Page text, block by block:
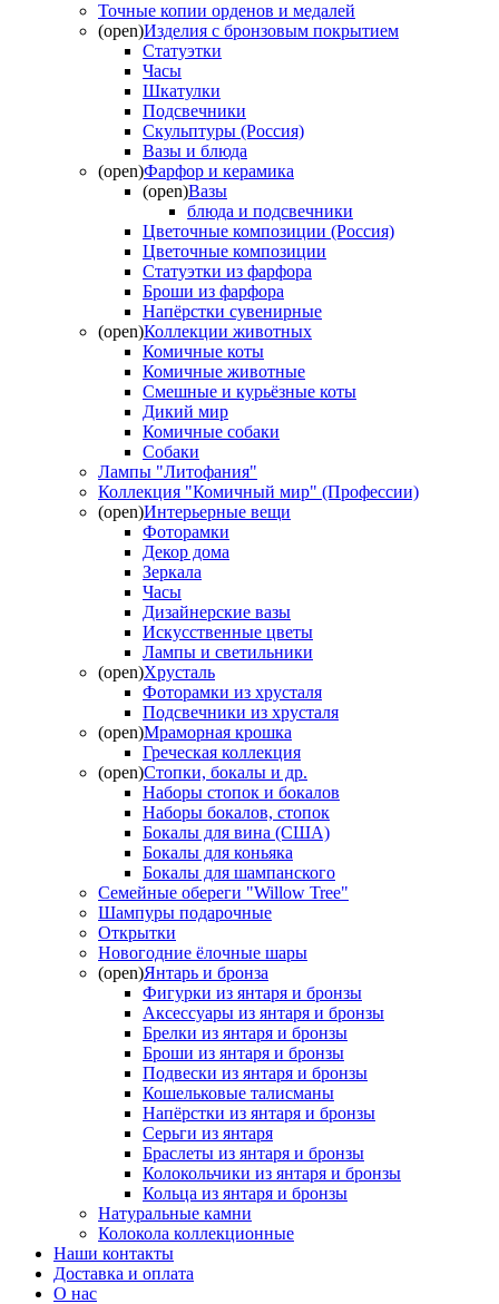
Точные копии орденов и медалей
(open)Изделия с бронзовым покрытием
Статуэтки
Часы
Шкатулки
Подсвечники
Скульптуры (Россия)
Вазы и блюда
(open)Фарфор и керамика
(open)Вазы
блюда и подсвечники
Цветочные композиции (Россия)
Цветочные композиции
Статуэтки из фарфора
Броши из фарфора
Напёрстки сувенирные
(open)Коллекции животных
Комичные коты
Комичные животные
Смешные и курьёзные коты
Дикий мир
Комичные собаки
Собаки
Лампы "Литофания"
Коллекция "Комичный мир" (Профессии)
(open)Интерьерные вещи
Фоторамки
Декор дома
Зеркала
Часы
Дизайнерские вазы
Искусственные цветы
Лампы и светильники
(open)Хрусталь
Фоторамки из хрусталя
Подсвечники из хрусталя
(open)Мраморная крошка
Греческая коллекция
(open)Стопки, бокалы и др.
Наборы стопок и бокалов
Наборы бокалов, стопок
Бокалы для вина (США)
Бокалы для коньяка
Бокалы для шампанского
Семейные обереги "Willow Tree"
Шампуры подарочные
Открытки
Новогодние ёлочные шары
(open)Янтарь и бронза
Фигурки из янтаря и бронзы
Аксессуары из янтаря и бронзы
Брелки из янтаря и бронзы
Броши из янтаря и бронзы
Подвески из янтаря и бронзы
Кошельковые талисманы
Напёрстки из янтаря и бронзы
Серьги из янтаря
Браслеты из янтаря и бронзы
Колокольчики из янтаря и бронзы
Кольца из янтаря и бронзы
Натуральные камни
Колокола коллекционные
Наши контакты
Доставка и оплата
О нас